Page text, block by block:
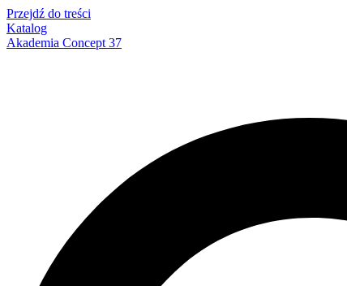
Przejdź do treści
Katalog
Akademia Concept 37